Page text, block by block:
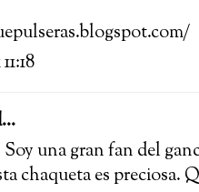
una gran fan del
chaqueta es preciosa.